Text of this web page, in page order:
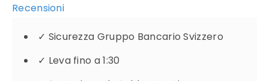
Recensioni
✓ Sicurezza Gruppo Bancario Svizzero
✓ Leva fino a 1:30